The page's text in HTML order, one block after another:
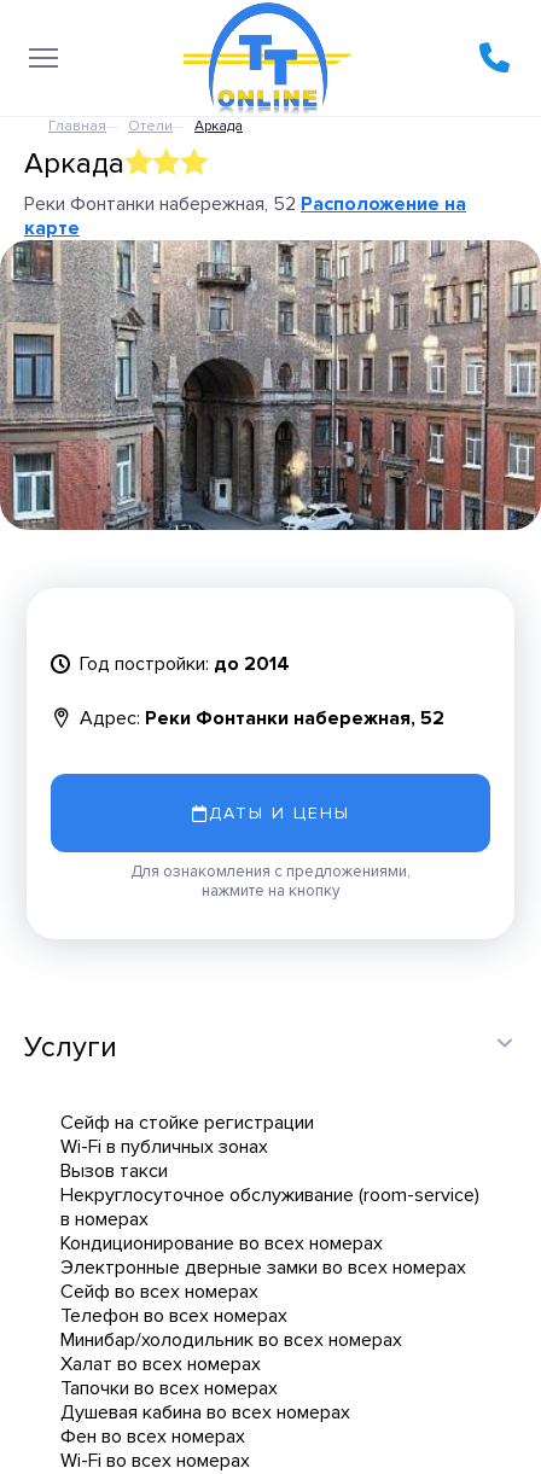
Главная Отели Аркада
Аркада
Реки Фонтанки набережная, 52 Расположение на
карте
Год постройки: до 2014
Адрес: Реки Фонтанки набережная, 52
ДАТЫ И ЦЕНЫ
Для ознакомления с предложениями,
нажмите на кнопку
Услуги
Сейф на стойке регистрации
Wi-Fi в публичных зонах
Вызов такси
Некруглосуточное обслуживание (room-service)
в номерах
Кондиционирование во всех номерах
Электронные дверные замки во всех номерах
Сейф во всех номерах
Телефон во всех номерах
Минибар/холодильник во всех номерах
Халат во всех номерах
Тапочки во всех номерах
Душевая кабина во всех номерах
Фен во всех номерах
Wi-Fi во всех номерах